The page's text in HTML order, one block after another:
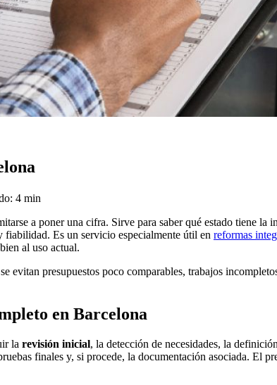
4 min
a poner una cifra. Sirve para saber qué estado tiene
Es un servicio especialmente útil en reformas
al uso actual.
evitan presupuestos poco comparables, trabajos
en Barcelona
la revisión inicial, la detección de necesidades, la
finales y, si procede, la documentación asociada. El